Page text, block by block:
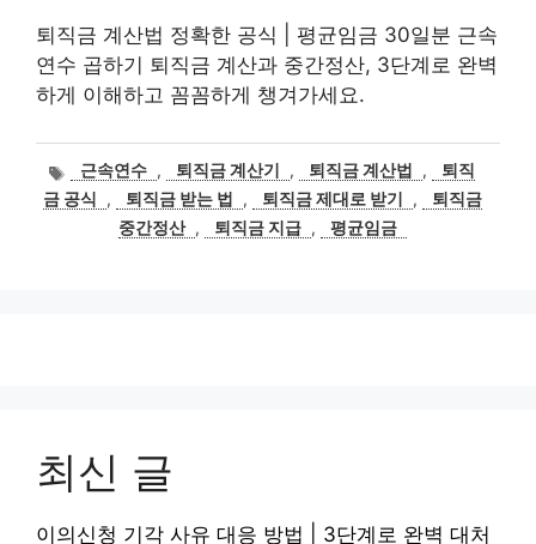
퇴직금 계산법 정확한 공식 | 평균임금 30일분 근속
연수 곱하기 퇴직금 계산과 중간정산, 3단계로 완벽
하게 이해하고 꼼꼼하게 챙겨가세요.
태
그
근속연수 , 퇴직금 계산기 , 퇴직금 계산법 ,
퇴직
금 공식
, 퇴직금 받는 법 , 퇴직금 제대로 받기 ,
퇴직금
중간정산 , 퇴직금 지급 , 평균임금
최신 글
이의신청 기각 사유 대응 방법 | 3단계로 완벽 대처